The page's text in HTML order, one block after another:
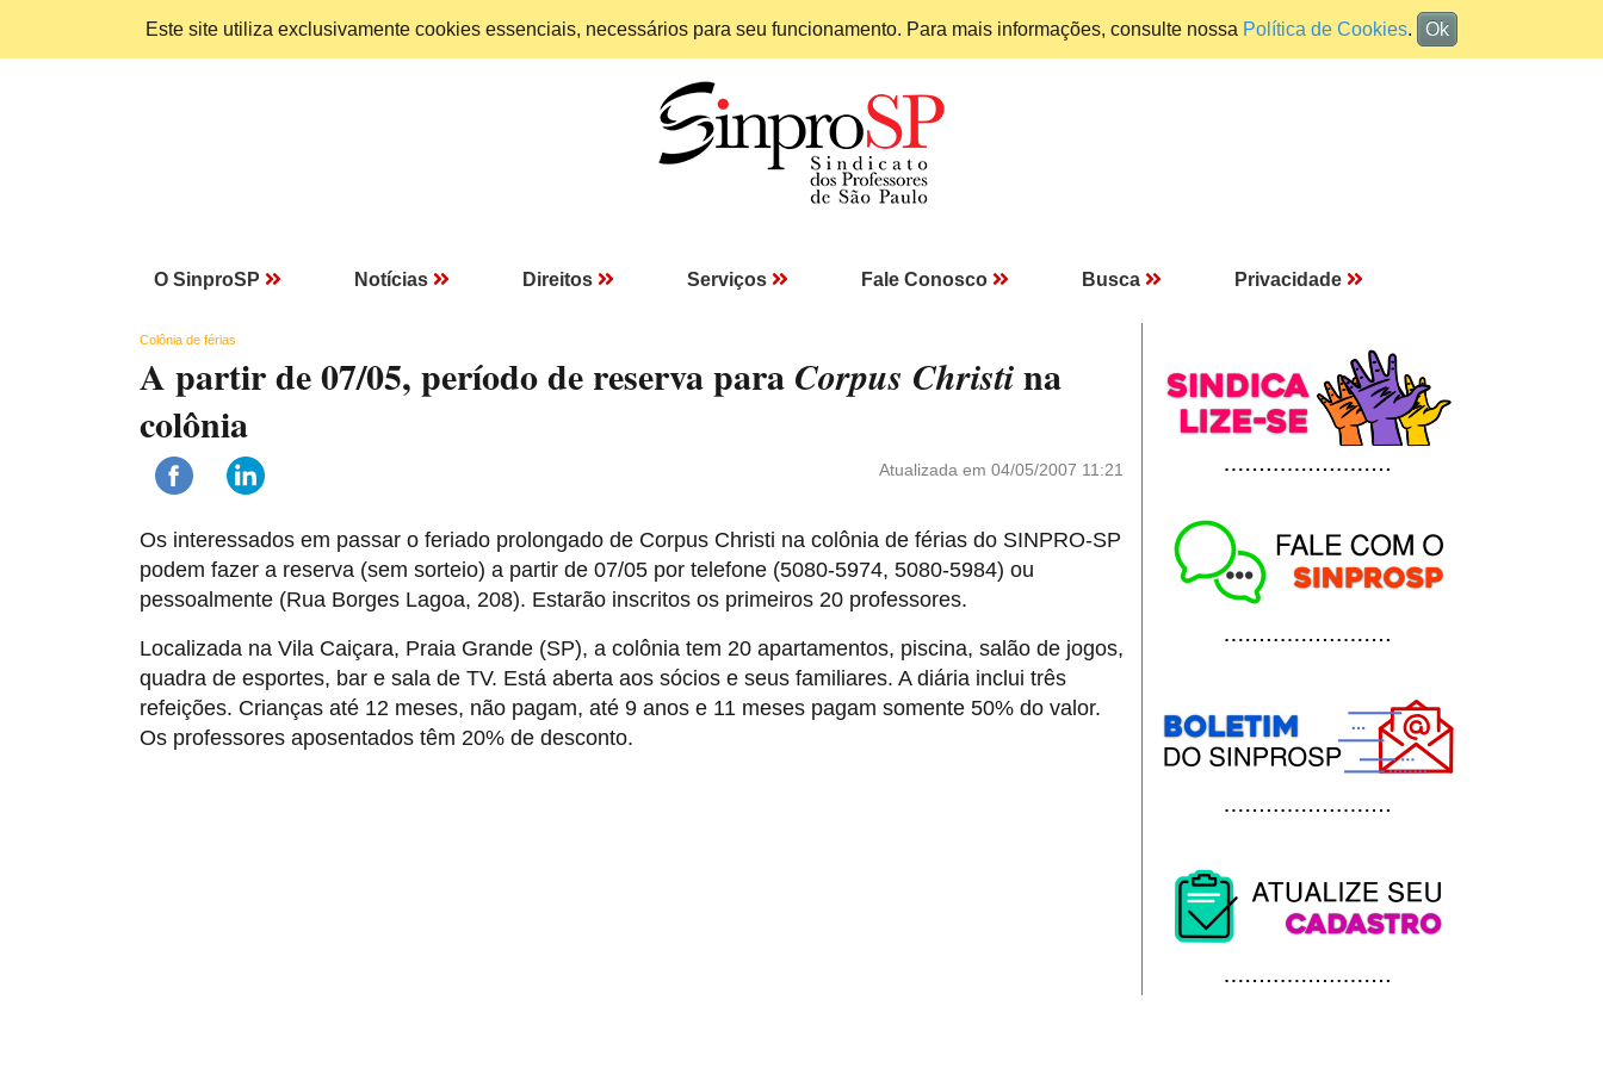
Este site utiliza exclusivamente cookies essenciais, necessários para seu funcionamento. Para mais informações, consulte nossa Política de Cookies. Ok
O SinproSP Notícias Direitos Serviços Fale Conosco Busca Privacidade
Colônia de férias
A partir de 07/05, período de reserva para Corpus Christina
colônia
Atualizada em 04/05/2007 11:21
Os interessados em passar o feriado prolongado de Corpus Christi na colônia de férias do SINPRO-SP
podem fazer a reserva (sem sorteio) a partir de 07/05 por telefone (5080-5974, 5080-5984) ou
pessoalmente (Rua Borges Lagoa, 208). Estarão inscritos os primeiros 20 professores.
Localizada na Vila Caiçara, Praia Grande (SP), a colônia tem 20 apartamentos, piscina, salão de jogos,
quadra de esportes, bar e sala de TV. Está aberta aos sócios e seus familiares. A diária inclui três
refeições. Crianças até 12 meses, não pagam, até 9 anos e 11 meses pagam somente 50% do valor.
Os professores aposentados têm 20% de desconto.